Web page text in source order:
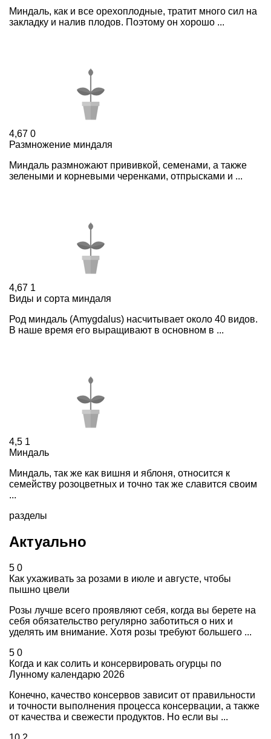
Миндаль, как и все орехоплодные, тратит много сил на
закладку и налив плодов. Поэтому он хорошо ...
4,67 0
Размножение миндаля
Миндаль размножают прививкой, семенами, а также
зелеными и корневыми черенками, отпрысками и ...
4,67 1
Виды и сорта миндаля
Род миндаль (Amygdalus) насчитывает около 40 видов.
В наше время его выращивают в основном в ...
4,5 1
Миндаль
Миндаль, так же как вишня и яблоня, относится к
семейству розоцветных и точно так же славится своим
...
разделы
Актуально
5 0
Как ухаживать за розами в июле и августе, чтобы
пышно цвели
Розы лучше всего проявляют себя, когда вы берете на
себя обязательство регулярно заботиться о них и
уделять им внимание. Хотя розы требуют большего ...
5 0
Когда и как солить и консервировать огурцы по
Лунному календарю 2026
Конечно, качество консервов зависит от правильности
и точности выполнения процесса консервации, а также
от качества и свежести продуктов. Но если вы ...